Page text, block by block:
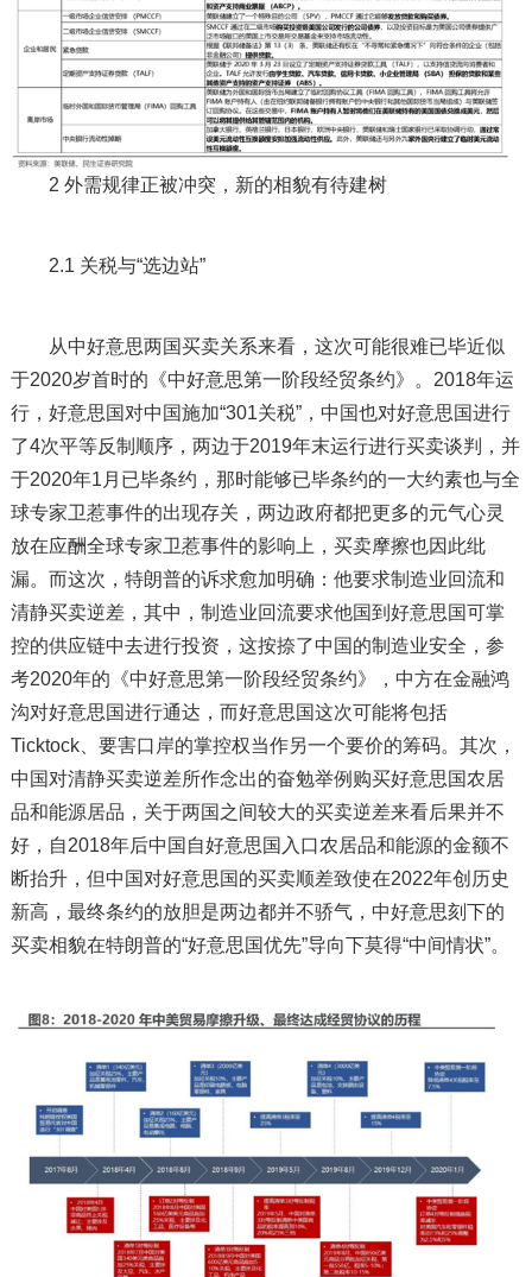
2 外需规律正被冲突，新的相貌有待建树
2.1 关税与“选边站”
从中好意思两国买卖关系来看，这次可能很难已毕近似
于2020岁首时的《中好意思第一阶段经贸条约》。2018年运
行，好意思国对中国施加“301关税”，中国也对好意思国进行
了4次平等反制顺序，两边于2019年末运行进行买卖谈判，并
于2020年1月已毕条约，那时能够已毕条约的一大约素也与全
球专家卫惹事件的出现存关，两边政府都把更多的元气心灵
放在应酬全球专家卫惹事件的影响上，买卖摩擦也因此纰
漏。而这次，特朗普的诉求愈加明确：他要求制造业回流和
清静买卖逆差，其中，制造业回流要求他国到好意思国可掌
控的供应链中去进行投资，这按捺了中国的制造业安全，参
考2020年的《中好意思第一阶段经贸条约》，中方在金融鸿
沟对好意思国进行通达，而好意思国这次可能将包括
Ticktock、要害口岸的掌控权当作另一个要价的筹码。其次，
中国对清静买卖逆差所作念出的奋勉举例购买好意思国农居
品和能源居品，关于两国之间较大的买卖逆差来看后果并不
好，自2018年后中国自好意思国入口农居品和能源的金额不
断抬升，但中国对好意思国的买卖顺差致使在2022年创历史
新高，最终条约的放胆是两边都并不骄气，中好意思刻下的
买卖相貌在特朗普的“好意思国优先”导向下莫得“中间情状”。